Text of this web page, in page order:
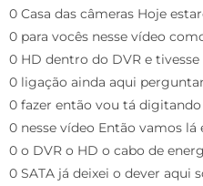
0 Casa das câmeras Hoje
0 para vocês nesse vídeo
0 HD dentro do DVR e
0 ligação ainda aqui
0 fazer então vou tá digitando
0 nesse vídeo Então vamos lá
0 o DVR o HD o cabo de
0 SATA já deixei o dever aqui